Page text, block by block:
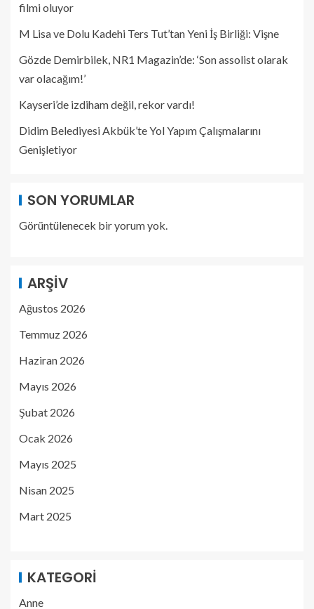
filmi oluyor
M Lisa ve Dolu Kadehi Ters Tut’tan Yeni İş Birliği: Vişne
Gözde Demirbilek, NR1 Magazin’de: ‘Son assolist olarak
var olacağım!’
Kayseri’de izdiham değil, rekor vardı!
Didim Belediyesi Akbük’te Yol Yapım Çalışmalarını
Genişletiyor
SON YORUMLAR
Görüntülenecek bir yorum yok.
ARŞIV
Ağustos 2026
Temmuz 2026
Haziran 2026
Mayıs 2026
Şubat 2026
Ocak 2026
Mayıs 2025
Nisan 2025
Mart 2025
KATEGORI
Anne